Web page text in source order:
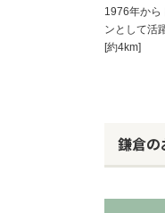
1976年から
ンとして活
[約4km]
鎌倉の